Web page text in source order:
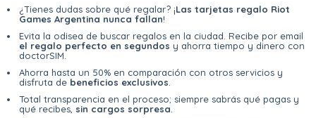
¿Tienes dudas sobre qué regalar? ¡Las tarjetas regalo Riot
Games Argentina nunca fallan!
Evita la odisea de buscar regalos en la ciudad. Recibe por email
el regalo perfecto en segundos y ahorra tiempo y dinero con
doctorSIM.
Ahorra hasta un 50% en comparación con otros servicios y
disfruta de beneficios exclusivos
Total transparencia en el proceso; siempre sabrás qué pagas y
qué recibes, sin cargos sorpresa